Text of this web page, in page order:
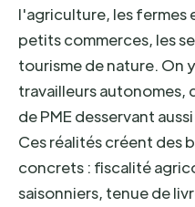
l'agriculture, les fermes
petits commerces, les
tourisme de nature. On
travailleurs
de PME desservant
Ces réalités créent des
concrets : fiscalité
saisonniers, tenue de